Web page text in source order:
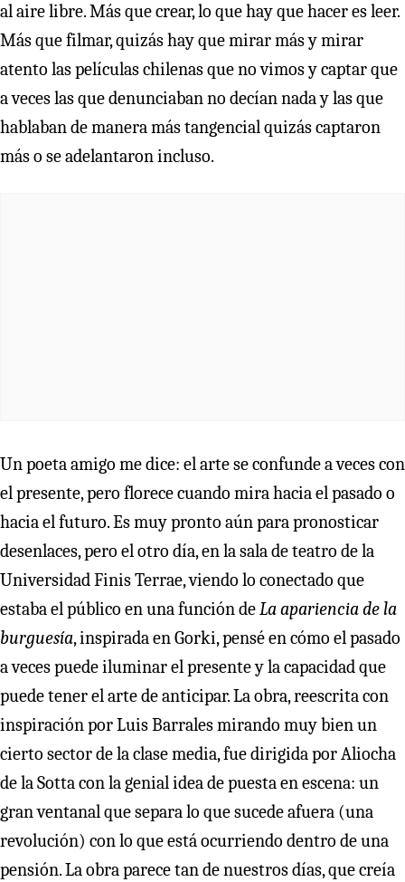
al aire libre. Más que crear, lo que hay que hacer es leer.
Más que filmar, quizás hay que mirar más y mirar
atento las películas chilenas que no vimos y captar que
a veces las que denunciaban no decían nada y las que
hablaban de manera más tangencial quizás captaron
más o se adelantaron incluso.
Un poeta amigo me dice: el arte se confunde a veces con
el presente, pero florece cuando mira hacia el pasado o
hacia el futuro. Es muy pronto aún para pronosticar
desenlaces, pero el otro día, en la sala de teatro de la
Universidad Finis Terrae, viendo lo conectado que
estaba el público en una función deLa apariencia de la
burguesía, inspirada en Gorki, pensé en cómo el pasado
a veces puede iluminar el presente y la capacidad que
puede tener el arte de anticipar. La obra, reescrita con
inspiración por Luis Barrales mirando muy bien un
cierto sector de la clase media, fue dirigida por Aliocha
de la Sotta con la genial idea de puesta en escena: un
gran ventanal que separa lo que sucede afuera (una
revolución) con lo que está ocurriendo dentro de una
pensión. La obra parece tan de nuestros días, que creía